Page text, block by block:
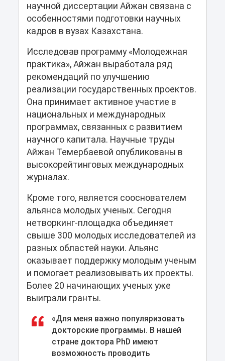
научной диссертации Айжан связана с
особенностями подготовки научных
кадров в вузах Казахстана.
Исследовав программу «Молодежная
практика», Айжан выработала ряд
рекомендаций по улучшению
реализации государственных проектов.
Она принимает активное участие в
национальных и международных
программах, связанных с развитием
научного капитала. Научные труды
Айжан Темербаевой опубликованы в
высокорейтинговых международных
журналах.
Кроме того, является сооснователем
альянса молодых ученых. Сегодня
нетворкинг-площадка объединяет
свыше 300 молодых исследователей из
разных областей науки. Альянс
оказывает поддержку молодым ученым
и помогает реализовывать их проекты.
Более 20 начинающих ученых уже
выиграли гранты.
«Для меня важно популяризовать
докторские программы. В нашей
стране доктора PhD имеют
возможность проводить